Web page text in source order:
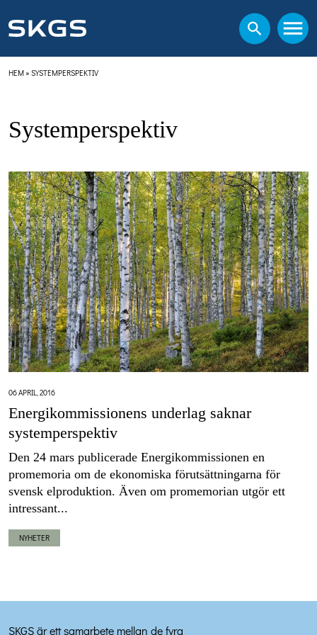
HEM» SYSTEMPERSPEKTIV
Systemperspektiv
06 APRIL, 2016
Energikommissionens underlag saknar
systemperspektiv
Den 24 mars publicerade Energikommissionen en
promemoria om de ekonomiska förutsättningarna för
svensk elproduktion. Även om promemorian utgör ett
intressant...
NYHETER
SKGS är ett samarbete mellan de fyra